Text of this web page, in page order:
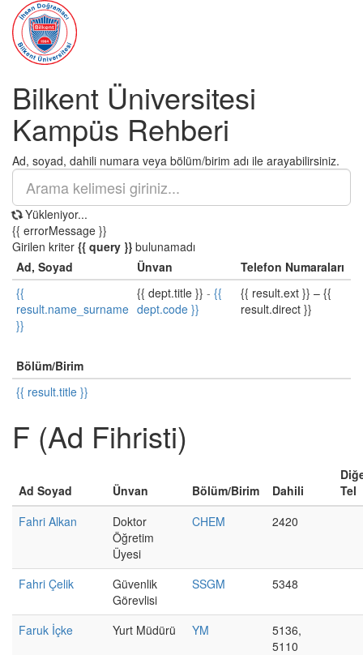
Bilkent Üniversitesi
Kampüs Rehberi
Ad, soyad, dahili numara veya bölüm/birim adı ile arayabilirsiniz.
Yükleniyor...
{{ errorMessage }}
Girilen kriter {{ query }} bulunamadı
Ad, Soyad
Ünvan
Telefon Numaraları
{{
result.name_surname
}}
{{ dept.title }} - {{
dept.code }}
{{ result.ext }} – {{
result.direct }}
Bölüm/Birim
{{ result.title }}
F (Ad Fihristi)
Ad Soyad Ünvan Bölüm/Birim Dahili
Tel
Fahri Alkan
Doktor
Öğretim
Üyesi
CHEM 2420
Fahri Çelik
Güvenlik
Görevlisi
SSGM 5348
Faruk İçke Yurt Müdürü YM
5136,
5110